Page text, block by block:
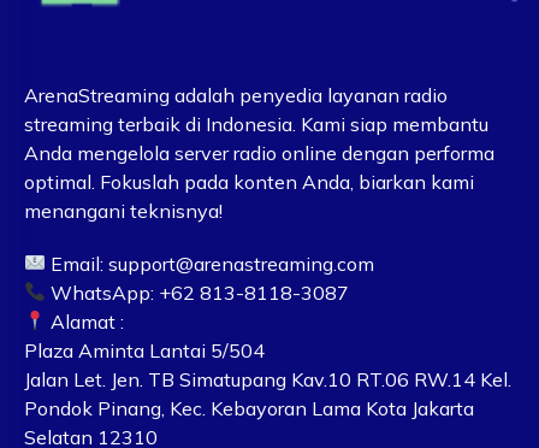
ArenaStreaming adalah penyedia layanan radio
streaming terbaik di Indonesia. Kami siap membantu
Anda mengelola server radio online dengan performa
optimal. Fokuslah pada konten Anda, biarkan kami
menangani teknisnya!
Email:support@arenastreaming.com
WhatsApp: +62 813-8118-3087
Alamat :
Plaza Aminta Lantai 5/504
Jalan Let. Jen. TB Simatupang Kav.10 RT.06 RW.14 Kel.
Pondok Pinang, Kec. Kebayoran Lama Kota Jakarta
Selatan 12310